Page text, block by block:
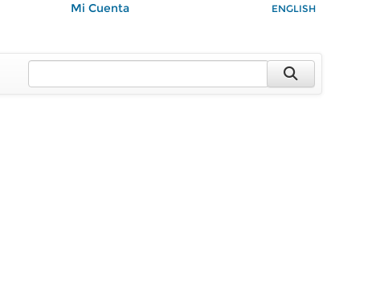
Mi Cuenta ENGLISH